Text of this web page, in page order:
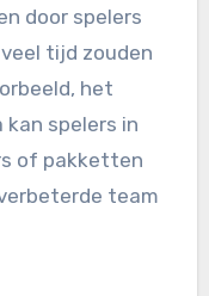
door spelers
tijd zouden
het
spelers in
of pakketten
team